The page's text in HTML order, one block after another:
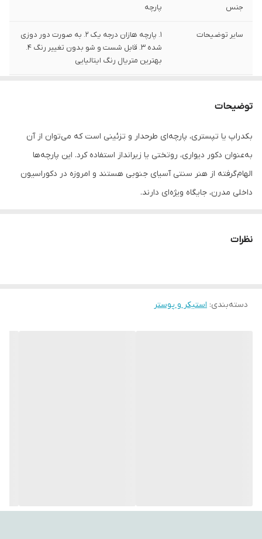
جنس پارچه
سایر توضیحات
1. پارچه هازان درجه یک 2. به صورت دور دوزی
شده 3. قابل شست و شو بدون تغییر رنگ 4.
بهترین متریال رنگ ایتالیایی
توضیحات
بکدراپ یا تپستری، پارچه‌ای طرحدار و تزئینی است که می‌توان از آن
به‌عنوان دکور دیواری، روتختی یا زیرانداز استفاده کرد. این پارچه‌ها
الهام‌گرفته از هنر سنتی آسیای جنوبی هستند و امروزه در دکوراسیون
داخلی مدرن، جایگاه ویژه‌ای دارند.
شست‌وشو در ماشین لباسشویی هستند، بدون نگرانی از افت کیفیت یا
آرامش‌بخش و متفاوت ببخشید. طراحی‌های متنوع و چشم‌نواز آن‌ها
نظرات
دسته‌بندی: استیکر و پوستر